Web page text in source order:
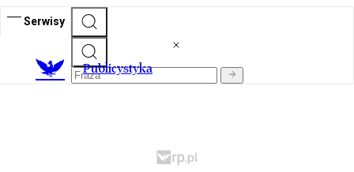
Serwisy
Publicystyka